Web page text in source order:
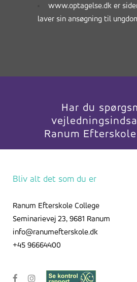
www.optagelse.dk er
laver sin ansøgning til
Har du
Ranum
Bliv alt det som du er
Ranum Efterskole College
Seminarievej 23, 9681 Ranum
info@ranumefterskole.dk
+45 96664400